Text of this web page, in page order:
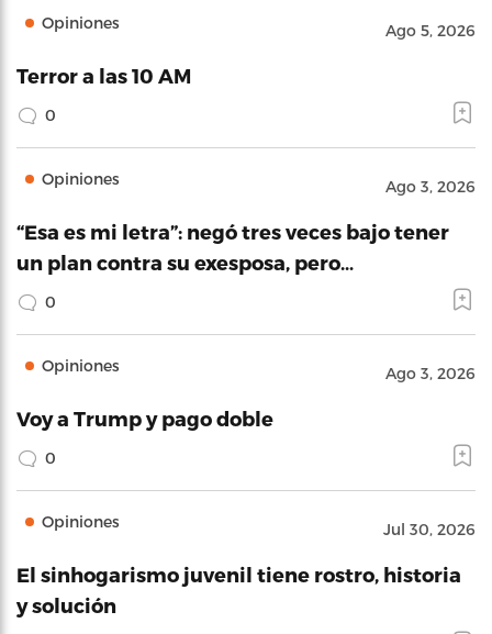
Opiniones Ago 5, 2026
Terror a las 10 AM
0
Opiniones Ago 3, 2026
“Esa es mi letra”: negó tres veces bajo tener
un plan contra su exesposa, pero…
0
Opiniones Ago 3, 2026
Voy a Trump y pago doble
0
Opiniones Jul 30, 2026
El sinhogarismo juvenil tiene rostro, historia
y solución